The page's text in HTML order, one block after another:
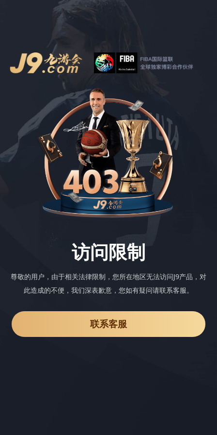
访问限制
尊敬的用户，由于相关法律限制，您所在地区无法访问J9产品，对
此造成的不便，我们深表歉意，您如有疑问请联系客服。
联系客服